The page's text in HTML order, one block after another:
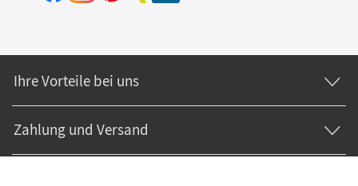
Ihre Vorteile bei uns
Zahlung und Versand